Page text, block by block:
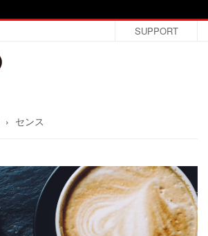
SUPPORT
› センス